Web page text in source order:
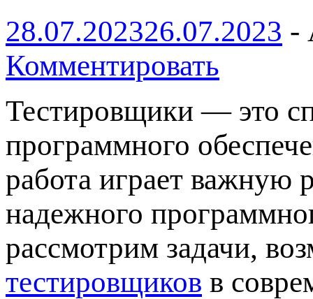
28.07.202326.07.2023 -
Комментировать
Тестировщики — это
программного
работа играет важную
надежного
рассмотрим задачи,
тестировщиков в